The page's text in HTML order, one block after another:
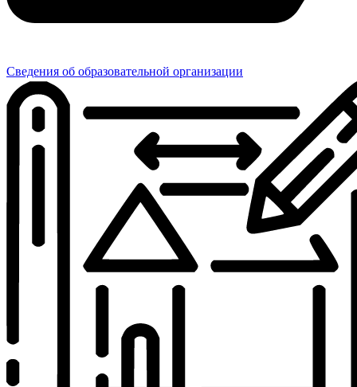
Сведения об образовательной организации